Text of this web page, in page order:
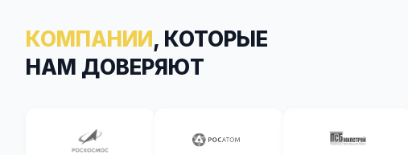
КОМПАНИИ, КОТОРЫЕ
НАМ ДОВЕРЯЮТ